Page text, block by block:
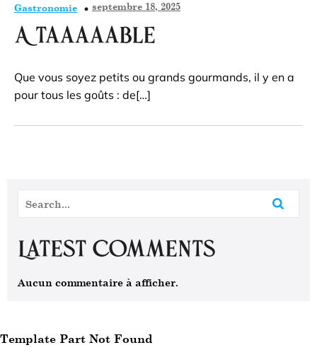
Gastronomie septembre 18, 2025
A Taaaaable
Que vous soyez petits ou grands gourmands, il y en a
pour tous les goûts : de[…]
Latest Comments
Aucun commentaire à afficher.
Template Part Not Found